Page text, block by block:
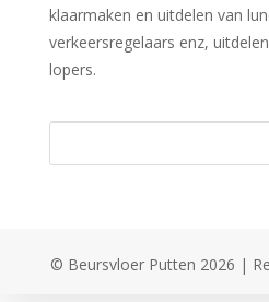
klaarmaken en uitdelen van
verkeersregelaars enz,
lopers.
© Beursvloer Putten 2026 |